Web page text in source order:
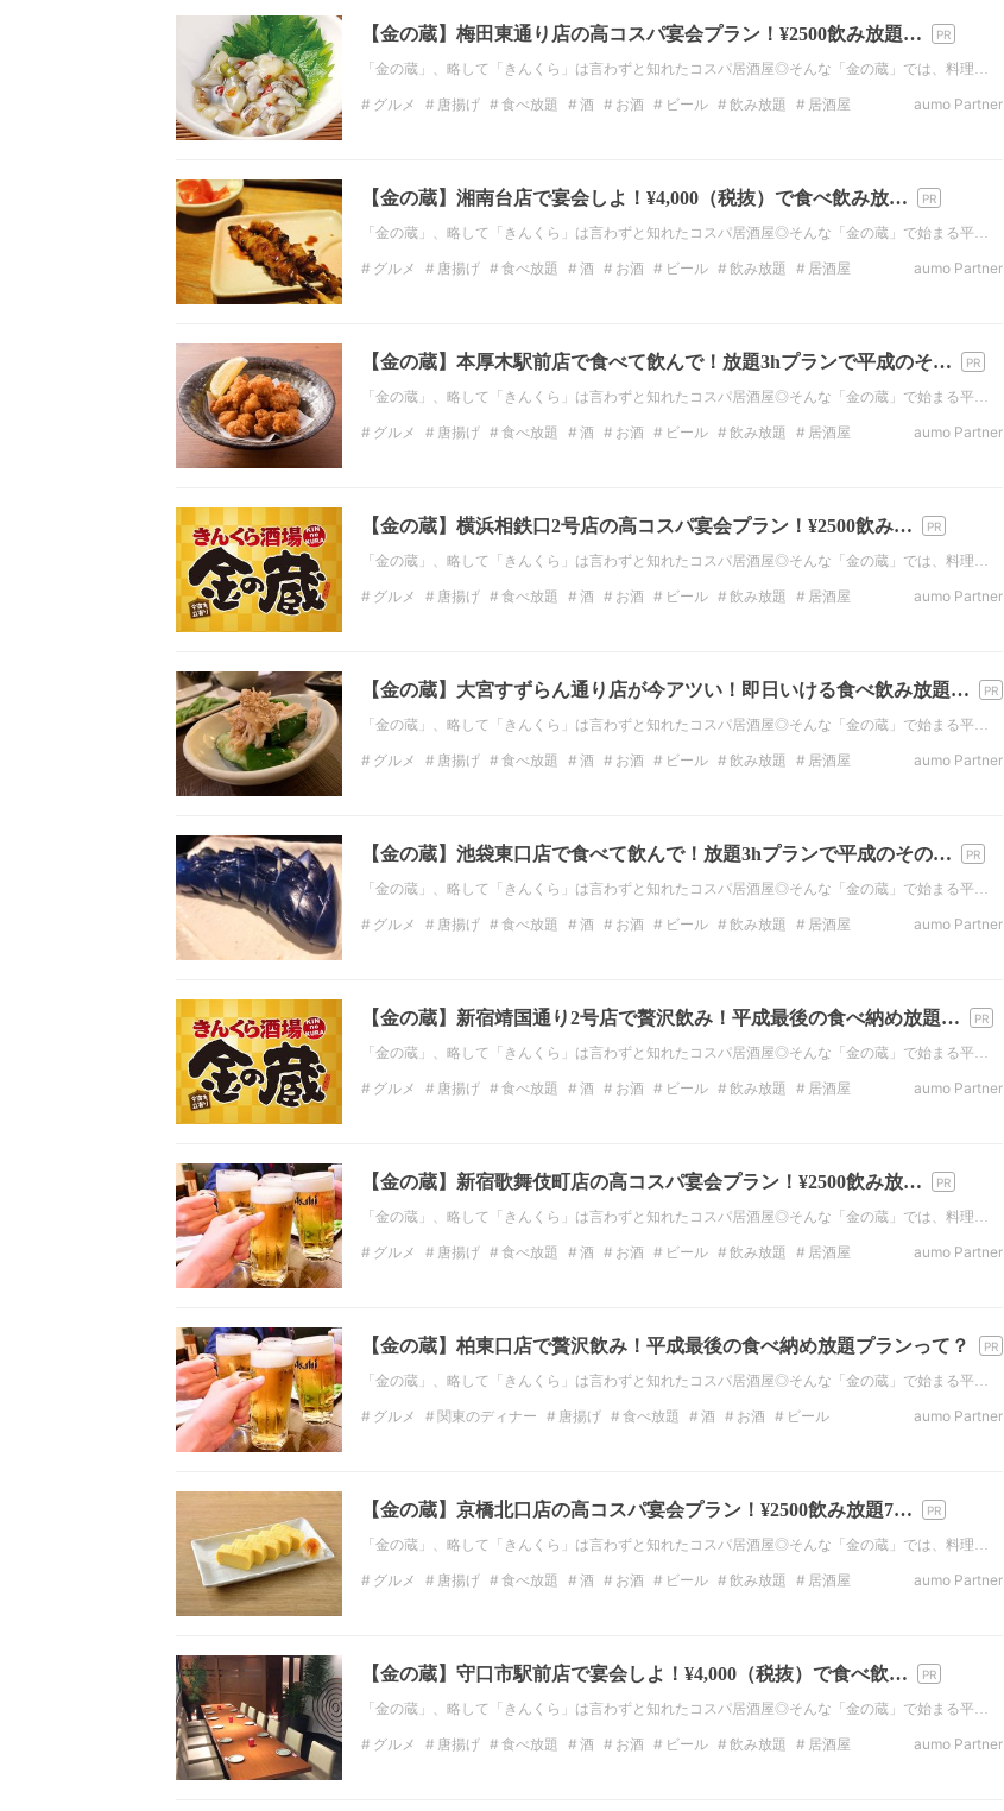
【金の蔵】梅田東通り店の高コスパ宴会プラン！¥2500飲み放題…
「金の蔵」、略して「きんくら」は言わずと知れたコスパ居酒屋◎そんな「金の蔵」では、料理…
グルメ 唐揚げ 食べ放題 酒 お酒 ビール 飲み放題
居酒屋
aumo Partner
【金の蔵】湘南台店で宴会しよ！¥4,000（税抜）で食べ飲み放…
「金の蔵」、略して「きんくら」は言わずと知れたコスパ居酒屋◎そんな「金の蔵」で始まる平…
グルメ 唐揚げ 食べ放題 酒 お酒 ビール 飲み放題
居酒屋
aumo Partner
【金の蔵】本厚木駅前店で食べて飲んで！放題3hプランで平成のそ…
「金の蔵」、略して「きんくら」は言わずと知れたコスパ居酒屋◎そんな「金の蔵」で始まる平…
グルメ 唐揚げ 食べ放題 酒 お酒 ビール 飲み放題
居酒屋
aumo Partner
【金の蔵】横浜相鉄口2号店の高コスパ宴会プラン！¥2500飲み…
「金の蔵」、略して「きんくら」は言わずと知れたコスパ居酒屋◎そんな「金の蔵」では、料理…
グルメ 唐揚げ 食べ放題 酒 お酒 ビール 飲み放題
居酒屋
aumo Partner
【金の蔵】大宮すずらん通り店が今アツい！即日いける食べ飲み放題…
「金の蔵」、略して「きんくら」は言わずと知れたコスパ居酒屋◎そんな「金の蔵」で始まる平…
グルメ 唐揚げ 食べ放題 酒 お酒 ビール 飲み放題
居酒屋
aumo Partner
【金の蔵】池袋東口店で食べて飲んで！放題3hプランで平成のその…
「金の蔵」、略して「きんくら」は言わずと知れたコスパ居酒屋◎そんな「金の蔵」で始まる平…
グルメ 唐揚げ 食べ放題 酒 お酒 ビール 飲み放題
居酒屋
aumo Partner
【金の蔵】新宿靖国通り2号店で贅沢飲み！平成最後の食べ納め放題…
「金の蔵」、略して「きんくら」は言わずと知れたコスパ居酒屋◎そんな「金の蔵」で始まる平…
グルメ 唐揚げ 食べ放題 酒 お酒 ビール 飲み放題
居酒屋
aumo Partner
【金の蔵】新宿歌舞伎町店の高コスパ宴会プラン！¥2500飲み放…
「金の蔵」、略して「きんくら」は言わずと知れたコスパ居酒屋◎そんな「金の蔵」では、料理…
グルメ 唐揚げ 食べ放題 酒 お酒 ビール 飲み放題
居酒屋
aumo Partner
【金の蔵】柏東口店で贅沢飲み！平成最後の食べ納め放題プランって？
「金の蔵」、略して「きんくら」は言わずと知れたコスパ居酒屋◎そんな「金の蔵」で始まる平…
グルメ 関東のディナー 唐揚げ 食べ放題 酒 お酒
ビール
aumo Partner
【金の蔵】京橋北口店の高コスパ宴会プラン！¥2500飲み放題7…
「金の蔵」、略して「きんくら」は言わずと知れたコスパ居酒屋◎そんな「金の蔵」では、料理…
グルメ 唐揚げ 食べ放題 酒 お酒 ビール 飲み放題
居酒屋
aumo Partner
【金の蔵】守口市駅前店で宴会しよ！¥4,000（税抜）で食べ飲…
「金の蔵」、略して「きんくら」は言わずと知れたコスパ居酒屋◎そんな「金の蔵」で始まる平…
グルメ 唐揚げ 食べ放題 酒 お酒 ビール 飲み放題
居酒屋
aumo Partner